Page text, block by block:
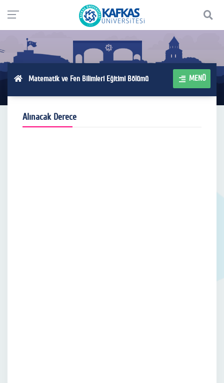
Matematik ve Fen Bilimleri Eğitimi Bölümü MENÜ
Alınacak Derece